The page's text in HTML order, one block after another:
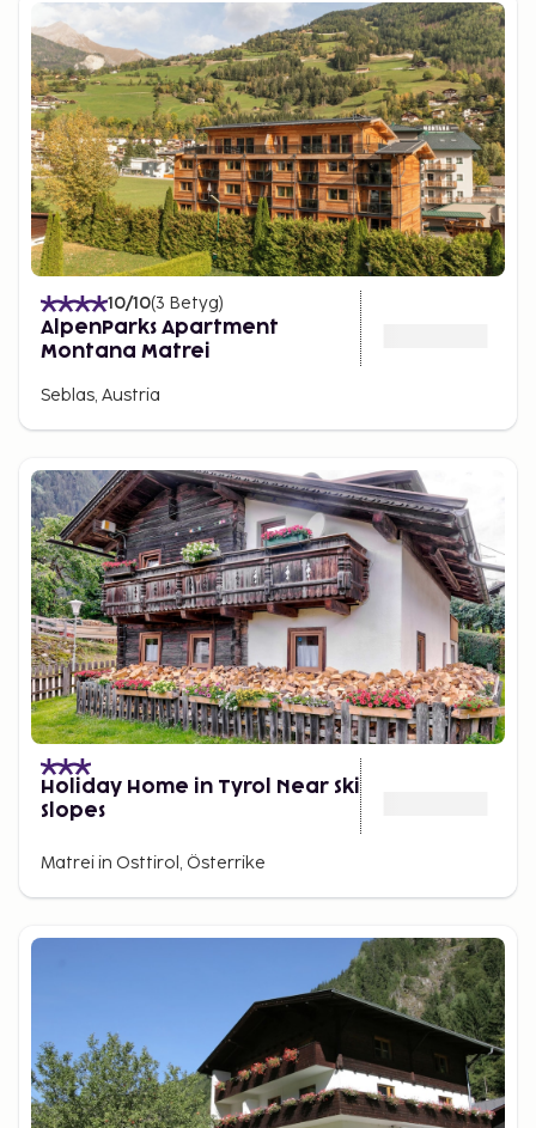
10/10(3 Betyg)
AlpenParks Apartment
Montana Matrei
Seblas, Austria
Holiday Home in Tyrol Near Ski
Slopes
Matrei in Osttirol, Österrike